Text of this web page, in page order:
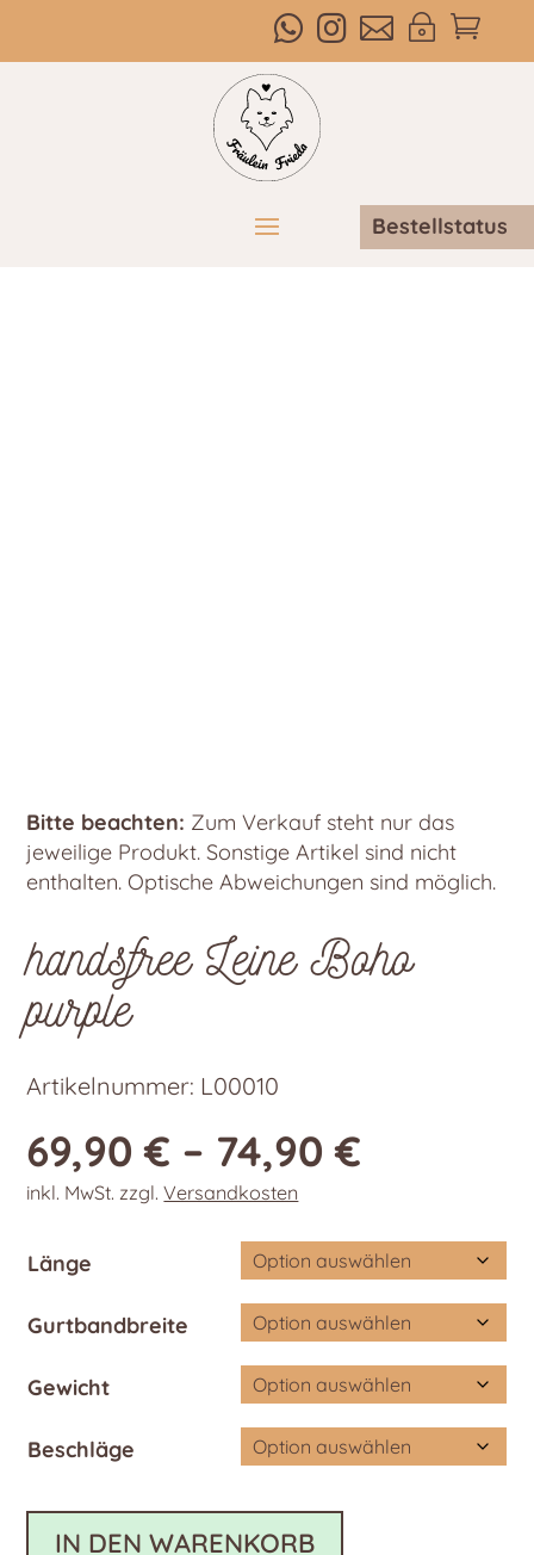

~



Bestellstatus
Bitte beachten: Zum Verkauf steht nur das
jeweilige Produkt. Sonstige Artikel sind nicht
enthalten. Optische Abweichungen sind möglich.
handsfree Leine Boho
purple
Artikelnummer: L00010
69,90€ – 74,90€
inkl. MwSt. zzgl.Versandkosten
Länge
Gurtbandbreite
Gewicht
Beschläge
IN DEN WARENKORB